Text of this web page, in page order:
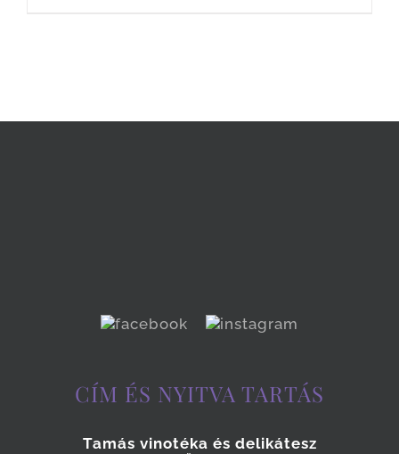
CÍM ÉS NYITVA TARTÁS
Tamás vinotéka és delikátesz